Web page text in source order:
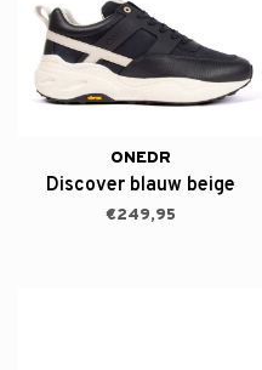
ONEDR
Discover blauw beige
€249,95